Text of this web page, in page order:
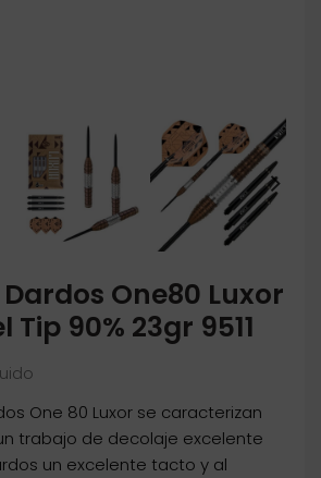
One80 Luxor
Tip 90% 23gr 9511
One 80 Luxor se caracterizan
trabajo de decolaje excelente
un excelente tacto y al